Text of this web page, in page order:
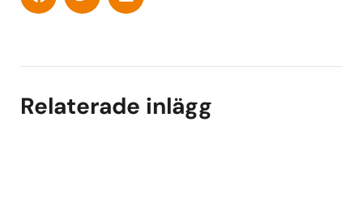
Relaterade inlägg